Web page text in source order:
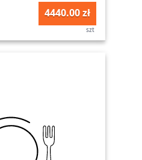
4440.00 zł
szt